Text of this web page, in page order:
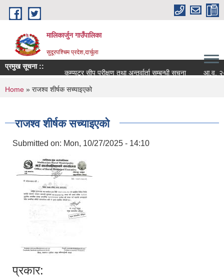
Skip to main content
मालिकार्जुन गाउँपालिका
सुदूरपश्चिम प्रदेश,दार्चुला
प्रमुख सूचना ::
कम्प्युटर सीप परीक्षण तथा अन्तर्वार्ता सम्बन्धी सूचना
आ.व.
You are here
Home » राजश्व शीर्षक सच्याइएको
राजश्व शीर्षक सच्याइएको
Submitted on: Mon, 10/27/2025 - 14:10
प्रकार: